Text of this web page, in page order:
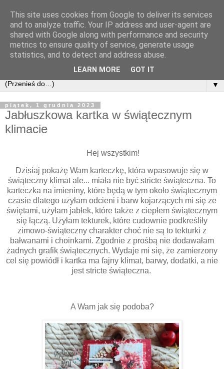
▼
piątek, 1 grudnia 2023
Jabłuszkowa kartka w świątecznym
klimacie
Hej wszystkim!
Dzisiaj pokażę Wam karteczkę, która wpasowuje się w
świąteczny klimat ale... miała nie być stricte świąteczna. To
karteczka na imieniny, które będą w tym około świątecznym
czasie dlatego użyłam odcieni i barw kojarzących mi się ze
świętami, użyłam jabłek, które także z ciepłem świątecznym
się łączą. Użyłam tekturek, które cudownie podkreśliły
zimowo-świąteczny charakter choć nie są to tekturki z
bałwanami i choinkami. Zgodnie z prośbą nie dodawałam
żadnych grafik świątecznych. Wydaje mi się, że zamierzony
cel się powiódł i kartka ma fajny klimat, barwy, dodatki, a nie
jest stricte świąteczna.
A Wam jak się podoba?
This site uses cookies from Google to deliver its services
and to analyze traffic. Your IP address and user-agent are
shared with Google along with performance and security
metrics to ensure quality of service, generate usage
statistics, and to detect and address abuse.
LEARN MORE GOT IT